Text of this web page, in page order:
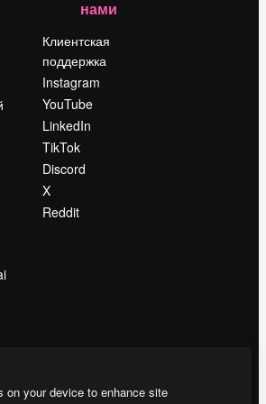
нами
Клиентская
поддержка
Instagram
YouTube
LinkedIn
TikTok
Discord
X
Reddit
on your device to enhance site